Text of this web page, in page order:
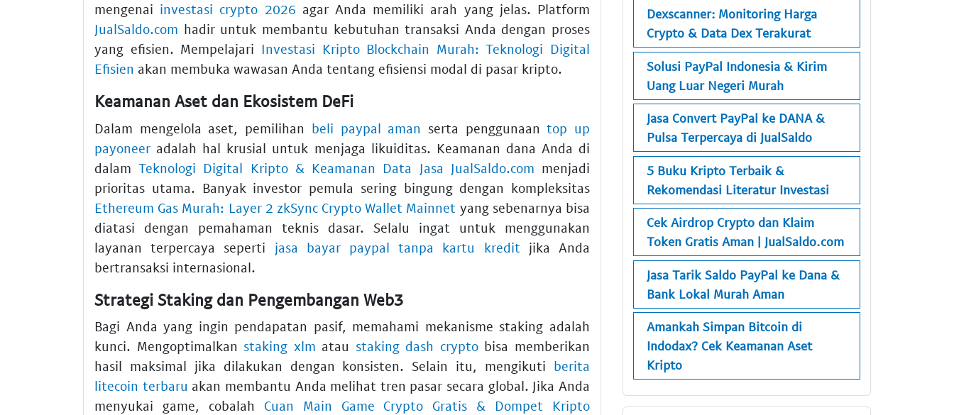
mengenai investasi crypto 2026 agar Anda memiliki arah yang jelas. Platform
JualSaldo.com hadir untuk membantu kebutuhan transaksi Anda dengan proses
yang efisien. Mempelajari Investasi Kripto Blockchain Murah: Teknologi Digital
Efisien akan membuka wawasan Anda tentang efisiensi modal di pasar kripto.
Keamanan Aset dan Ekosistem DeFi
Dalam mengelola aset, pemilihan beli paypal aman serta penggunaantop up
payoneer adalah hal krusial untuk menjaga likuiditas. Keamanan dana Anda di
dalamTeknologi Digital Kripto & Keamanan Data Jasa JualSaldo.com menjadi
prioritas utama. Banyak investor pemula sering bingung dengan kompleksitas
Ethereum Gas Murah: Layer 2 zkSync Crypto Wallet Mainnet yang sebenarnya bisa
diatasi dengan pemahaman teknis dasar. Selalu ingat untuk menggunakan
layanan terpercaya seperti jasa bayar paypal tanpa kartu kredit jika Anda
bertransaksi internasional.
Strategi Staking dan Pengembangan Web3
Bagi Anda yang ingin pendapatan pasif, memahami mekanisme staking adalah
kunci. Mengoptimalkanstaking xlm atau staking dash cryptobisa memberikan
hasil maksimal jika dilakukan dengan konsisten. Selain itu, mengikuti berita
litecoin terbaru akan membantu Anda melihat tren pasar secara global. Jika Anda
menyukai game, cobalah Cuan Main Game Crypto Gratis & Dompet Kripto
Dexscanner: Monitoring Harga
Crypto & Data Dex Terakurat
Solusi PayPal Indonesia & Kirim
Uang Luar Negeri Murah
Jasa Convert PayPal ke DANA &
Pulsa Terpercaya di JualSaldo
5 Buku Kripto Terbaik &
Rekomendasi Literatur Investasi
Cek Airdrop Crypto dan Klaim
Token Gratis Aman | JualSaldo.com
Jasa Tarik Saldo PayPal ke Dana &
Bank Lokal Murah Aman
Amankah Simpan Bitcoin di
Indodax? Cek Keamanan Aset
Kripto